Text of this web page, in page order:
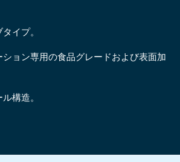
イプ。
ョン専用の食品グレードおよび表面加
構造。